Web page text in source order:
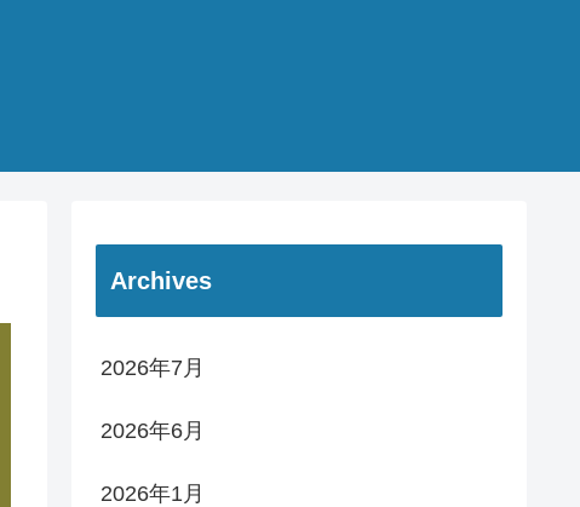
Archives
2026年7月
2026年6月
2026年1月